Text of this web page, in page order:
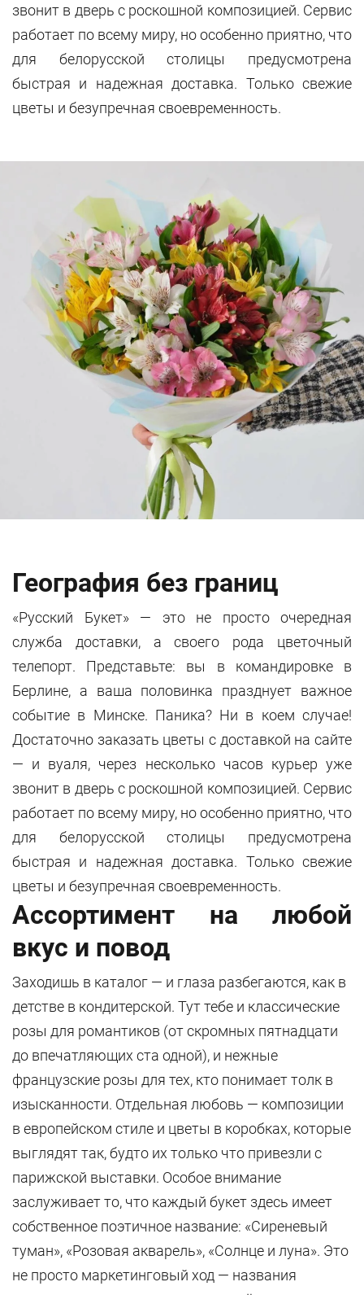
звонит в дверь с роскошной композицией. Сервис
работает по всему миру, но особенно приятно, что
для белорусской столицы предусмотрена
быстрая и надежная доставка. Только свежие
цветы и безупречная своевременность.
География без границ
«Русский Букет» — это не просто очередная
служба доставки, а своего рода цветочный
телепорт. Представьте: вы в командировке в
Берлине, а ваша половинка празднует важное
событие в Минске. Паника? Ни в коем случае!
Достаточно заказать цветы с доставкой на сайте
— и вуаля, через несколько часов курьер уже
звонит в дверь с роскошной композицией. Сервис
работает по всему миру, но особенно приятно, что
для белорусской столицы предусмотрена
быстрая и надежная доставка. Только свежие
цветы и безупречная своевременность.
Ассортимент на любой
вкус и повод
Заходишь в каталог — и глаза разбегаются, как в
детстве в кондитерской. Тут тебе и классические
розы для романтиков (от скромных пятнадцати
до впечатляющих ста одной), и нежные
французские розы для тех, кто понимает толк в
изысканности. Отдельная любовь — композиции
в европейском стиле и цветы в коробках, которые
выглядят так, будто их только что привезли с
парижской выставки. Особое внимание
заслуживает то, что каждый букет здесь имеет
собственное поэтичное название: «Сиреневый
туман», «Розовая акварель», «Солнце и луна». Это
не просто маркетинговый ход — названия